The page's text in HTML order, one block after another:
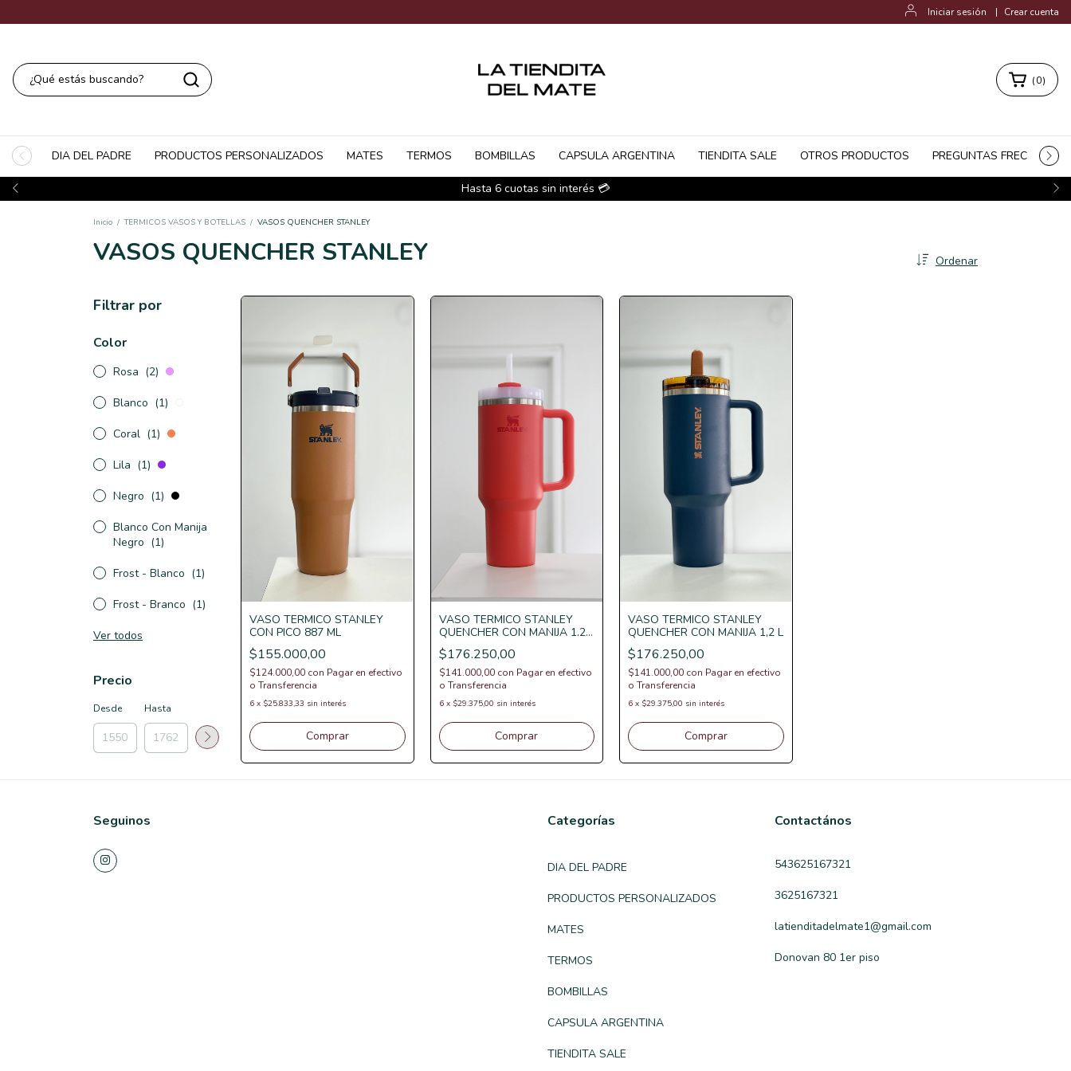
Iniciar sesión | Crear cuenta
Hasta 6 cuotas sin interés 💳
(0)
DIA DEL PADRE PRODUCTOS PERSONALIZADOS MATES TERMOS BOMBILLAS CAPSULA ARGENTINA TIENDITA SALE OTROS PRODUCTOS PREGUNTAS FRECUENTES
Inicio / TERMICOS VASOS Y BOTELLAS / VASOS QUENCHER STANLEY
VASOS QUENCHER STANLEY Ordenar
Filtrar por
Color
Rosa (2)
Blanco (1)
Coral (1)
Lila (1)
Negro (1)
Blanco Con Manija
Negro (1)
Frost - Blanco (1)
Frost - Branco (1)
Ver todos
Precio
Desde Hasta
VASO TERMICO STANLEY
CON PICO 887 ML
$155.000,00
$124.000,00 con Pagar en efectivo
o Transferencia
6 x $25.833,33 sin interés
Comprar
VASO TERMICO STANLEY
QUENCHER CON MANIJA 1.2 l
CC
$176.250,00
$141.000,00 con Pagar en efectivo
o Transferencia
6 x $29.375,00 sin interés
Comprar
VASO TERMICO STANLEY
QUENCHER CON MANIJA 1,2 L
$176.250,00
$141.000,00 con Pagar en efectivo
o Transferencia
6 x $29.375,00 sin interés
Comprar
Seguinos Categorías
DIA DEL PADRE
PRODUCTOS PERSONALIZADOS
MATES
TERMOS
BOMBILLAS
CAPSULA ARGENTINA
TIENDITA SALE
Contactános
543625167321
3625167321
latienditadelmate1@gmail.com
Donovan 80 1er piso